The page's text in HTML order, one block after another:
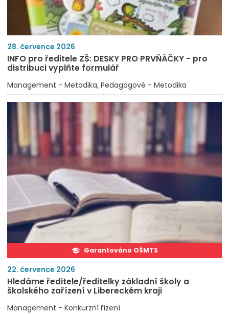
28. července 2026
INFO pro ředitele ZŠ: DESKY PRO PRVŇÁČKY - pro
distribuci vyplňte formulář
Management - Metodika Pedagogové - Metodika
Garantováno OŠMTS
22. července 2026
Hledáme ředitele/ředitelky základní školy a
školského zařízení v Libereckém kraji
Management - Konkurzní řízení